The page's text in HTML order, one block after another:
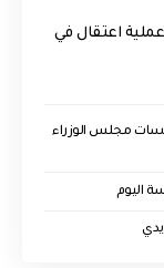
اعتقال في
مجلس الوزراء
اليوم